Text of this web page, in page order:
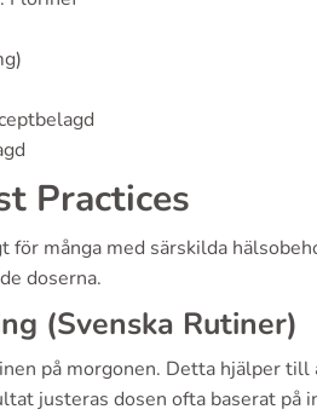
Practices
många med särskilda
doserna.
(Svenska Rutiner)
på morgonen. Detta hjälper
justeras dosen ofta baserat